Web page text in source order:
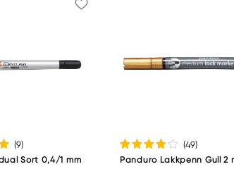
(9)
Sort 0,4/1 mm
(49)
Panduro Lakkpenn Gull 2